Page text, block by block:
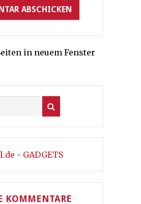
in neuem Fenster
- GADGETS
KOMMENTARE